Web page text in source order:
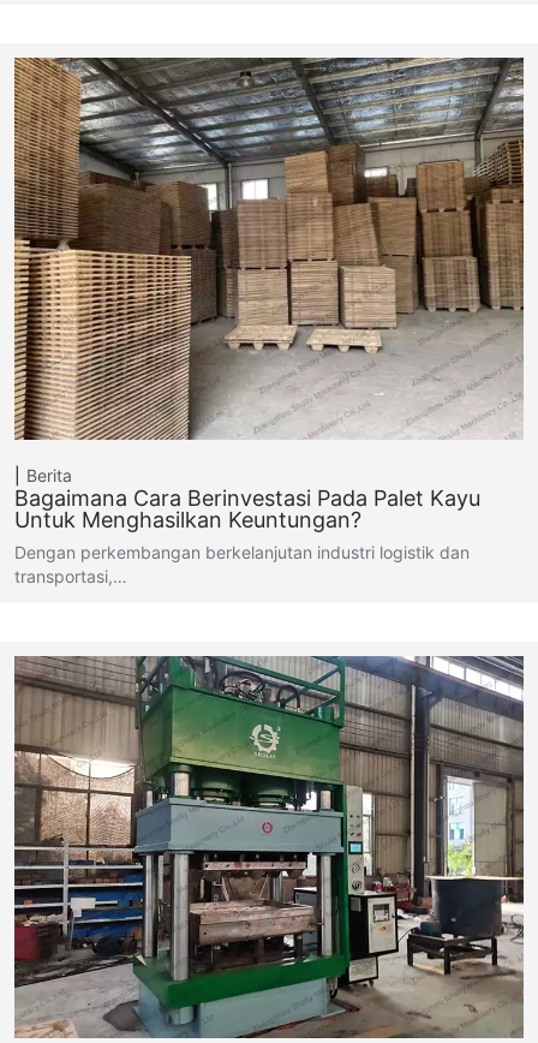
Berita
Bagaimana Cara Berinvestasi Pada Palet Kayu
Untuk Menghasilkan Keuntungan?
Dengan perkembangan berkelanjutan industri logistik dan
transportasi,…